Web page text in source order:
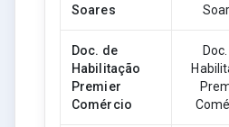
Soares
Doc. de
Habilitação
Premier
Comércio